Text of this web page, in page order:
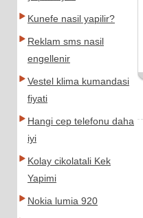
Kunefe nasil yapilir?
Reklam sms nasil
engellenir
Vestel klima kumandasi
fiyati
Hangi cep telefonu daha
iyi
Kolay cikolatali Kek
Yapimi
Nokia lumia 920